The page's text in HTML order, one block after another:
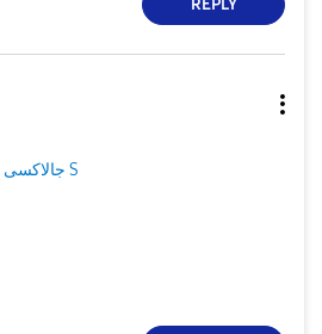
REPLY
جالاكسى S